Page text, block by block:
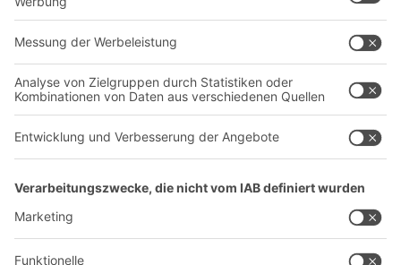
Über uns
Produktionsstandorte
Karriere
YOUR LIFE.